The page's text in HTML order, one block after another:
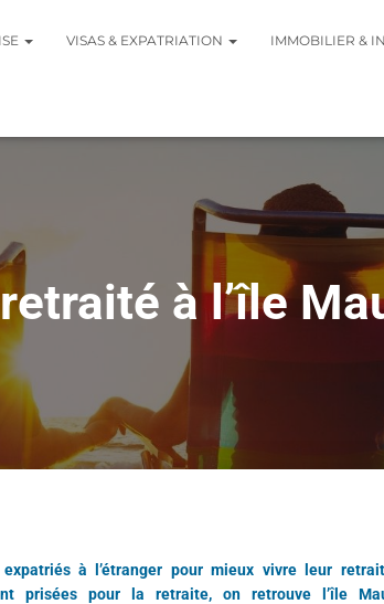
VISAS & EXPATRIATION IMMOBILIER &
à l’île
à l’étranger pour mieux vivre leur
prisées pour la retraite, on retrouve l’île